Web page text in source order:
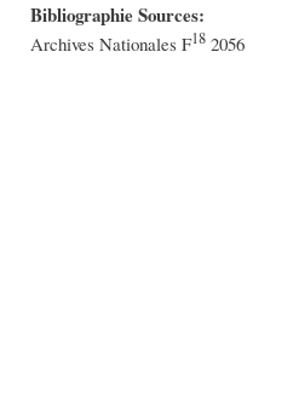
Bibliographie Sources:
Archives Nationales F18 2056